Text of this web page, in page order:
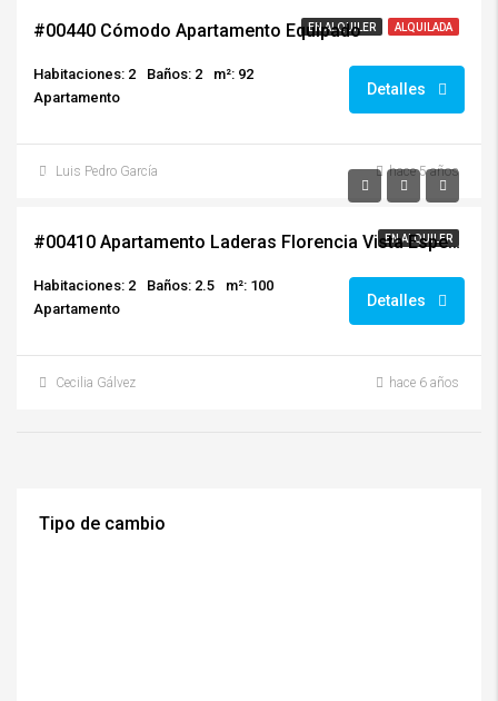
EN ALQUILER ALQUILADA
#00440 Cómodo Apartamento Equipado
Habitaciones: 2 Baños: 2
m²: 92
Apartamento
Detalles
Luis Pedro García hace 5 años
EN ALQUILER#00410 Apartamento Laderas Florencia Vista Espectacular
Habitaciones: 2 Baños: 2.5
m²: 100
Apartamento
Detalles
Cecilia Gálvez hace 6 años
Tipo de cambio